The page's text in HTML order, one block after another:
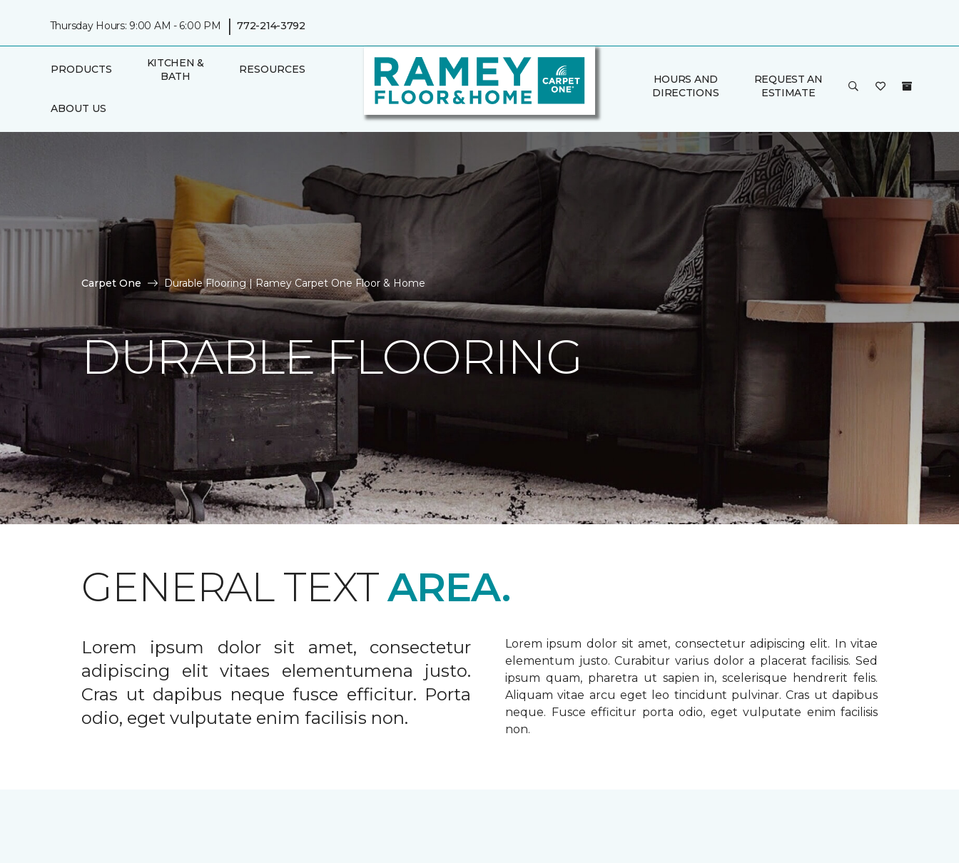
Thursday Hours: 9:00 AM - 6:00 PM | 772-214-3792
PRODUCTS
KITCHEN &
BATH
RESOURCES
ABOUT US
HOURS AND
DIRECTIONS
REQUEST AN
ESTIMATE
Carpet One Durable Flooring | Ramey Carpet One Floor & Home
DURABLE FLOORING
GENERAL TEXTAREA.
Lorem ipsum dolor sit amet, consectetur
adipiscing elit vitaes elementumena justo.
Cras ut dapibus neque fusce efficitur. Porta
odio, eget vulputate enim facilisis non.
Lorem ipsum dolor sit amet, consectetur adipiscing elit. In vitae
elementum justo. Curabitur varius dolor a placerat facilisis. Sed
ipsum quam, pharetra ut sapien in, scelerisque hendrerit felis.
Aliquam vitae arcu eget leo tincidunt pulvinar. Cras ut dapibus
neque. Fusce efficitur porta odio, eget vulputate enim facilisis
non.